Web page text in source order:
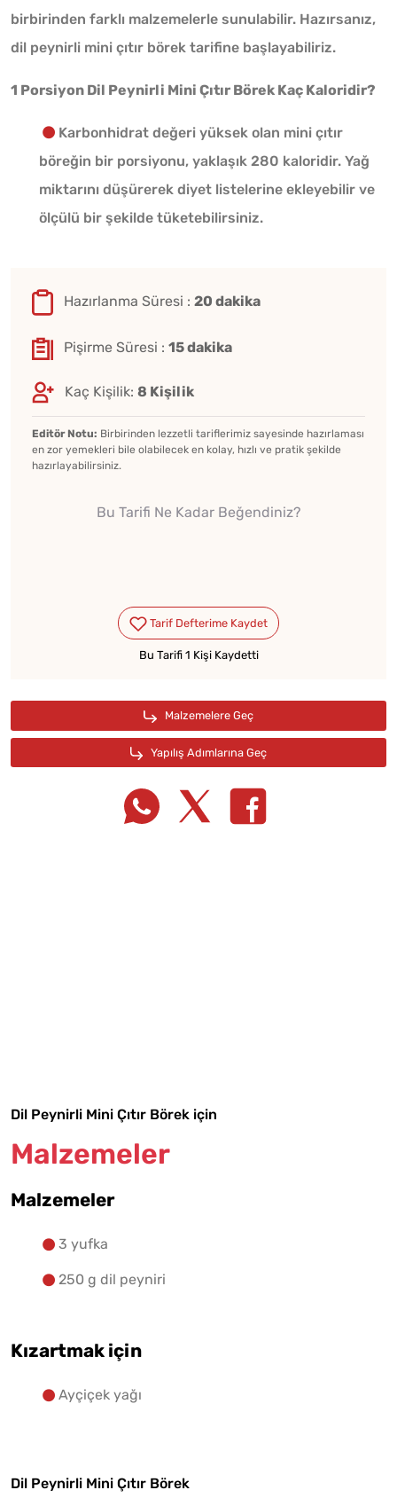
birbirinden farklı malzemelerle sunulabilir. Hazırsanız,
dil peynirli mini çıtır börek tarifine başlayabiliriz.
1 Porsiyon Dil Peynirli Mini Çıtır Börek Kaç Kaloridir?
Karbonhidrat değeri yüksek olan mini çıtır
böreğin bir porsiyonu, yaklaşık 280 kaloridir. Yağ
miktarını düşürerek diyet listelerine ekleyebilir ve
ölçülü bir şekilde tüketebilirsiniz.
Hazırlanma Süresi : 20 dakika
Pişirme Süresi : 15 dakika
Kaç Kişilik: 8 Kişilik
Editör Notu: Birbirinden lezzetli tariflerimiz sayesinde hazırlaması
en zor yemekleri bile olabilecek en kolay, hızlı ve pratik şekilde
hazırlayabilirsiniz.
Bu Tarifi Ne Kadar Beğendiniz?
Bu Tarifi 1 Kişi Kaydetti
Malzemelere Geç
Dil Peynirli Mini Çıtır Börek için
Malzemeler
Malzemeler
3 yufka
250 g dil peyniri
Kızartmak için
Ayçiçek yağı
Dil Peynirli Mini Çıtır Börek